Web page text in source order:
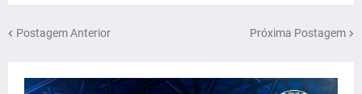
Postagem Anterior Próxima Postagem